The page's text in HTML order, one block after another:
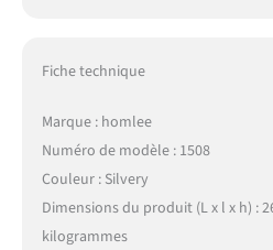
Fiche technique
Marque : homlee
Numéro de modèle : 1508
Couleur : Silvery
Dimensions du produit (L x l x h) :
kilogrammes